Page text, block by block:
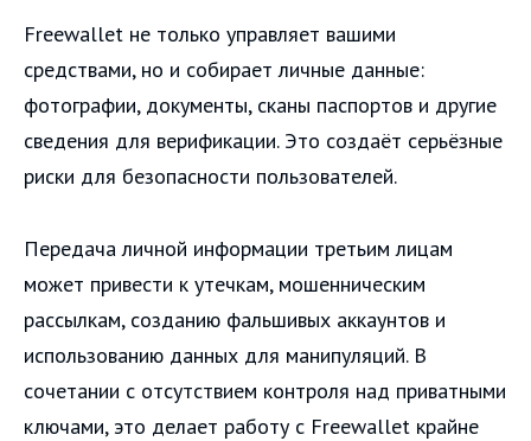
Freewallet не только управляет вашими
средствами, но и собирает личные данные:
фотографии, документы, сканы паспортов и другие
сведения для верификации. Это создаёт серьёзные
риски для безопасности пользователей.
Передача личной информации третьим лицам
может привести к утечкам, мошенническим
рассылкам, созданию фальшивых аккаунтов и
использованию данных для манипуляций. В
сочетании с отсутствием контроля над приватными
ключами, это делает работу с Freewallet крайне